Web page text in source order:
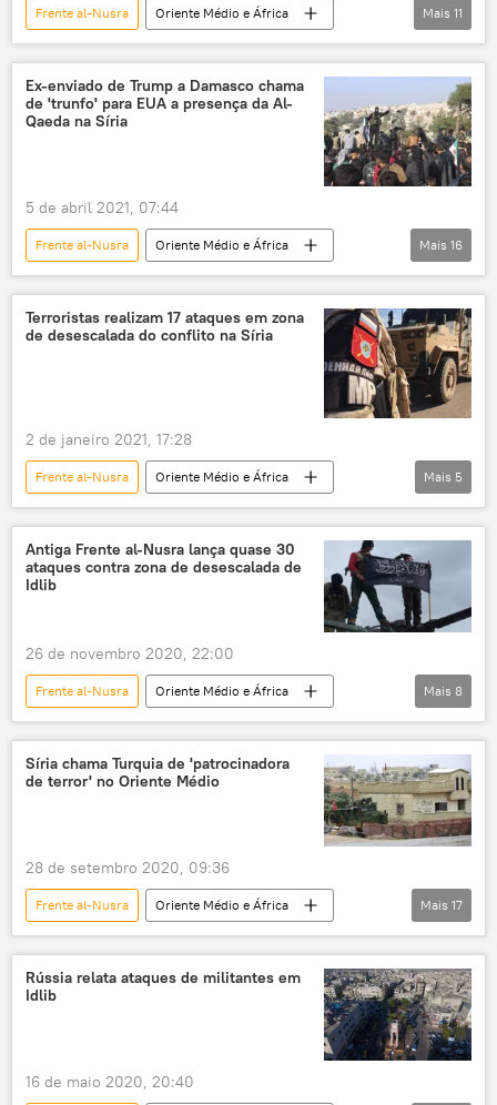
Frente al-Nusra
Oriente Médio e África
Mundo
Notícias Idlib
MI6
Hayat Tahrir al-Sham
Tahrir al-Sham
Líbia
Moscou
EUA
Mais 11
Ex-enviado de Trump a Damasco chama
de 'trunfo' para EUA a presença da Al-
Qaeda na Síria
5 de abril 2021, 07:44
Frente al-Nusra
Oriente Médio e África
Mundo
Notícias
CIA
Al-Qaeda
Bashar al-Assad
Idlib
Canadá
Tahrir al-Sham
Donald Trump
Síria
Mais 16
Terroristas realizam 17 ataques em zona
de desescalada do conflito na Síria
2 de janeiro 2021, 17:28
Frente al-Nusra
Oriente Médio e África
Mundo
Notícias
terrorismo
jihadismo
Mais 5
Antiga Frente al-Nusra lança quase 30
ataques contra zona de desescalada de
Idlib
26 de novembro 2020, 22:00
Frente al-Nusra
Oriente Médio e África
Mundo
Notícias
Tahrir al-Sham
Centro Russo de Reconciliação
terroristas
Idlib
Mais 8
Síria chama Turquia de 'patrocinadora
de terror' no Oriente Médio
28 de setembro 2020, 09:36
Frente al-Nusra
Oriente Médio e África
Mundo
Notícias
Assembleia Geral da ONU
Walid Muallem
Colinas de Golã
Mais 17
Rússia relata ataques de militantes em
Idlib
16 de maio 2020, 20:40